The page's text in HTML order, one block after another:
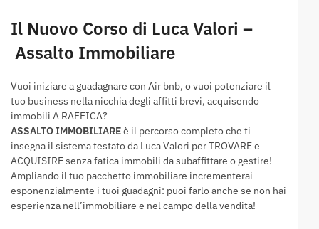
Il Nuovo Corso di Luca Valori –
Assalto Immobiliare
Vuoi iniziare a guadagnare con Air bnb, o vuoi potenziare il
tuo business nella nicchia degli affitti brevi, acquisendo
immobili A RAFFICA?
ASSALTO IMMOBILIAREè il percorso completo che ti
insegna il sistema testato da Luca Valori per TROVARE e
ACQUISIRE senza fatica immobili da subaffittare o gestire!
Ampliando il tuo pacchetto immobiliare incrementerai
esponenzialmente i tuoi guadagni: puoi farlo anche se non hai
esperienza nell’immobiliare e nel campo della vendita!